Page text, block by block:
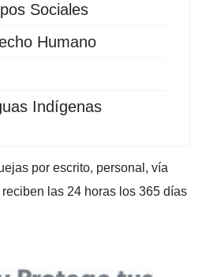
Sociales
Humano
Indígenas
por escrito, personal, vía
las 24 horas los 365 días